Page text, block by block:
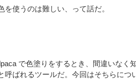
を使うのは難しい、って話だ。
で色塗りをするとき、間違いなく
呼ばれるツールだ。今回はそちらにつ